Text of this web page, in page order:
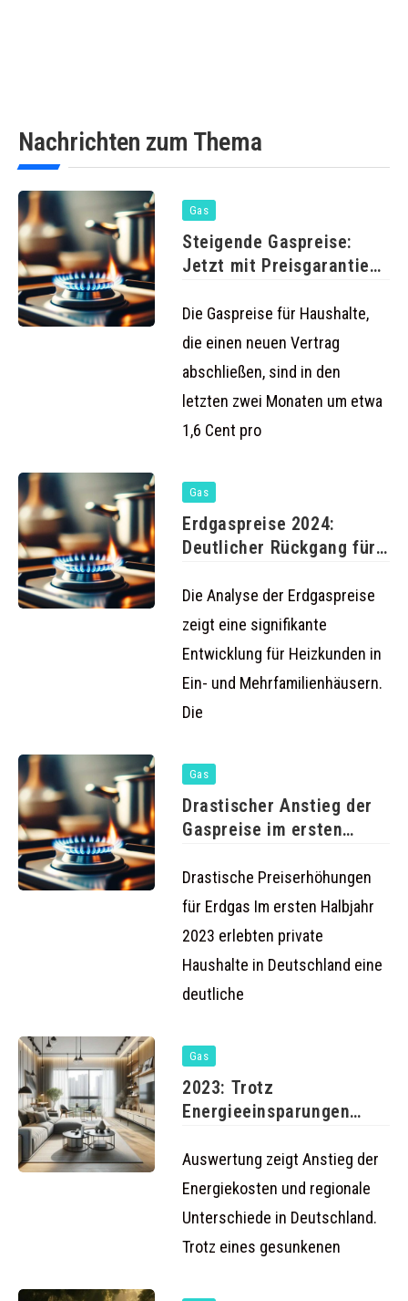
Nachrichten zum Thema
Gas
Steigende Gaspreise:
Jetzt mit Preisgarantie
Die Gaspreise für Haushalte,
die einen neuen Vertrag
abschließen, sind in den
letzten zwei Monaten um etwa
1,6 Cent pro
Gas
Erdgaspreise 2024:
Deutlicher Rückgang für
Die Analyse der Erdgaspreise
zeigt eine signifikante
Entwicklung für Heizkunden in
Ein- und Mehrfamilienhäusern.
Die
Gas
Drastischer Anstieg der
Gaspreise im ersten
Drastische Preiserhöhungen
für Erdgas Im ersten Halbjahr
2023 erlebten private
Haushalte in Deutschland eine
deutliche
Gas
2023: Trotz
Energieeinsparungen
Nachzahlungen für
Haushalte
Auswertung zeigt Anstieg der
Energiekosten und regionale
Unterschiede in Deutschland.
Trotz eines gesunkenen